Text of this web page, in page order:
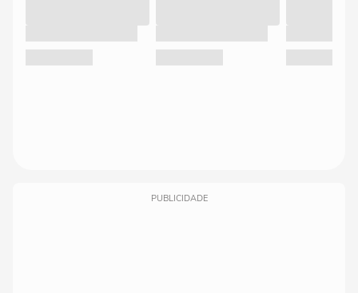
PUBLICIDADE